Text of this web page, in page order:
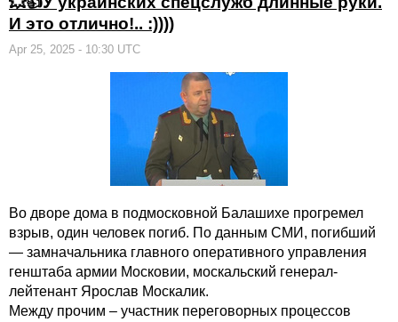
И это отлично!.. :))))
Apr 25, 2025 - 10:30 UTC
Во дворе дома в подмосковной Балашихе прогремел
взрыв, один человек погиб. По данным СМИ, погибший
— замначальника главного оперативного управления
генштаба армии Московии, москальский генерал-
лейтенант Ярослав Москалик.
Между прочим – участник переговорных процессов